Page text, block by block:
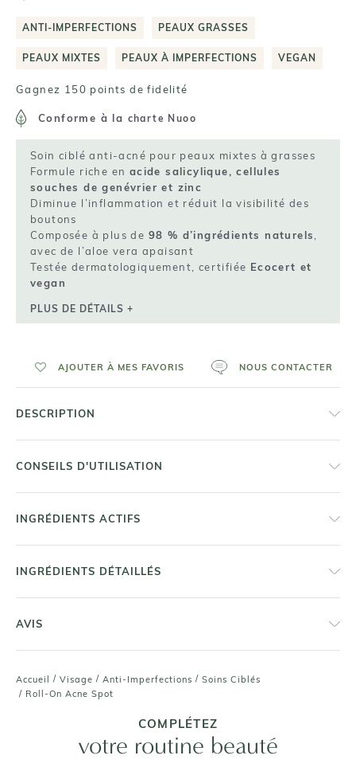
Accueil / Visage / Anti-Imperfections / Soins Ciblés
/ Roll-On Acne Spot
ANTI-IMPERFECTIONS PEAUX GRASSES
PEAUX MIXTES PEAUX À IMPERFECTIONS VEGAN
Gagnez 150 points de fidelité
Conforme à la charte Nuoo
Soin ciblé anti-acné pour peaux mixtes à grasses
Formule riche en acide salicylique, cellules
souches de genévrier et zinc
Diminue l’inflammation et réduit la visibilité des
boutons
Composée à plus de 98 % d’ingrédients naturels
avec de l’aloe vera apaisant
Testée dermatologiquement, certifiée Ecocert et
vegan
PLUS DE DÉTAILS +
AJOUTER À MES FAVORIS NOUS CONTACTER
DESCRIPTION
CONSEILS D'UTILISATION
INGRÉDIENTS ACTIFS
INGRÉDIENTS DÉTAILLÉS
AVIS
COMPLÉTEZ
votre routine beauté